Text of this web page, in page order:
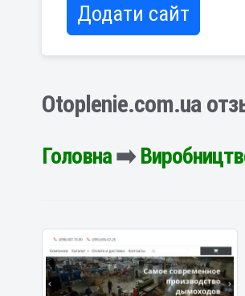
Додати сайт
Otoplenie.com.ua
Головна➡️